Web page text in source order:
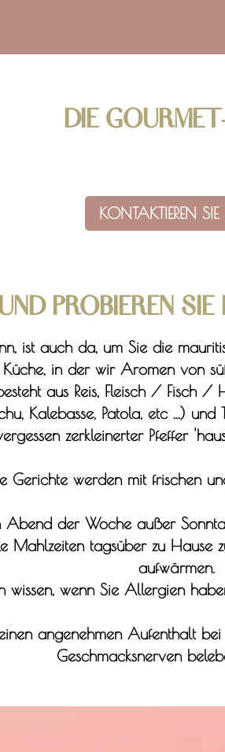
DIE
KONTAKTIEREN
PROBIEREN
ist auch da, um Sie die
in der wir Aromen von
aus Reis, Fleisch / Fisch
Kalebasse, Patola, etc ...) und
zerkleinerter Pfeffer
Gerichte werden mit frischen
der Woche außer
Mahlzeiten tagsüber zu Hause
aufwärmen.
wissen, wenn Sie Allergien
angenehmen Aufenthalt
Geschmacksnerven